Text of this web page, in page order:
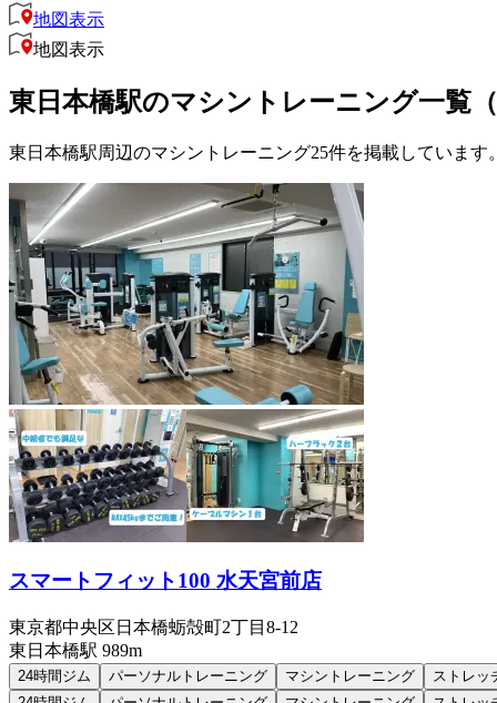
地図表示
地図表示
東日本橋駅のマシントレーニング一覧
東日本橋駅周辺のマシントレーニング25件を掲載していま
スマートフィット100 水天宮前店
東京都中央区日本橋蛎殻町2丁目8-12
東日本橋駅 989m
24時間ジム パーソナルトレーニング マシントレーニング
ストレッ